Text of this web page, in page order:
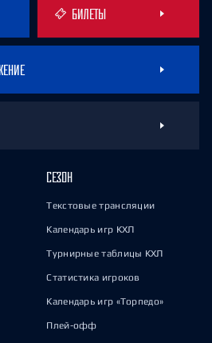
БИЛЕТЫ
СЕЗОН
Текстовые трансляции
Календарь игр КХЛ
Турнирные таблицы КХЛ
Статистика игроков
Календарь игр «Торпедо»
Плей-офф